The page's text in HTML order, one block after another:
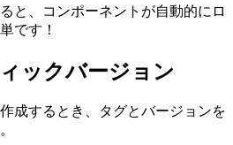
と、コンポーネントが自動的にロ
です！
ックバージョン
成するとき、タグとバージョンを